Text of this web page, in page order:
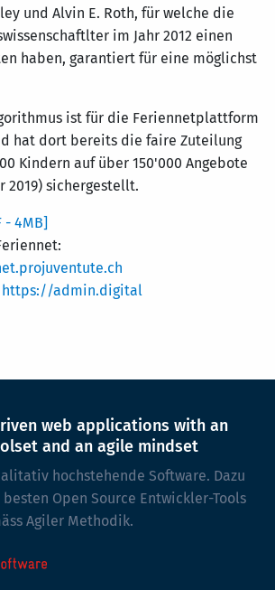
und Alvin E. Roth, für welche die
im Jahr 2012 einen
haben, garantiert für eine möglichst
ist für die Feriennetplattform
hat dort bereits die faire Zuteilung
Kindern auf über 150'000 Angebote
2019) sichergestellt.
- 4MB]
https://admin.digital
web applications with an
and an agile mindset
hochstehende Software. Dazu
Open Source Entwickler-Tools
Agiler Methodik.